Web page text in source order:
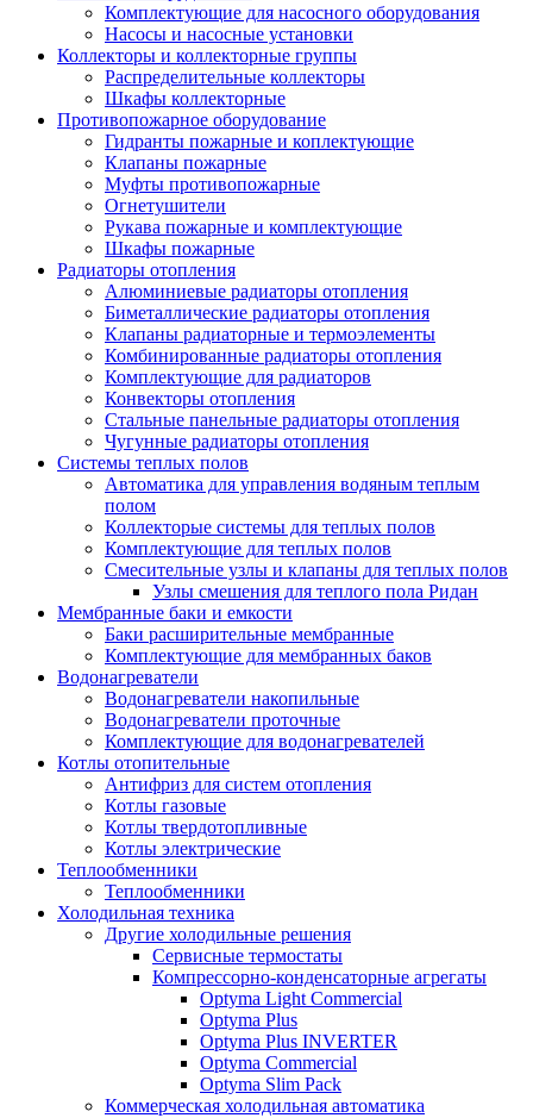
Комплектующие для насосного оборудования
Насосы и насосные установки
Коллекторы и коллекторные группы
Распределительные коллекторы
Шкафы коллекторные
Противопожарное оборудование
Гидранты пожарные и коплектующие
Клапаны пожарные
Муфты противопожарные
Огнетушители
Рукава пожарные и комплектующие
Шкафы пожарные
Радиаторы отопления
Алюминиевые радиаторы отопления
Биметаллические радиаторы отопления
Клапаны радиаторные и термоэлементы
Комбинированные радиаторы отопления
Комплектующие для радиаторов
Конвекторы отопления
Стальные панельные радиаторы отопления
Чугунные радиаторы отопления
Системы теплых полов
Автоматика для управления водяным теплым
полом
Коллекторые системы для теплых полов
Комплектующие для теплых полов
Смесительные узлы и клапаны для теплых полов
Узлы смешения для теплого пола Ридан
Мембранные баки и емкости
Баки расширительные мембранные
Комплектующие для мембранных баков
Водонагреватели
Водонагреватели накопильные
Водонагреватели проточные
Комплектующие для водонагревателей
Котлы отопительные
Антифриз для систем отопления
Котлы газовые
Котлы твердотопливные
Котлы электрические
Теплообменники
Теплообменники
Холодильная техника
Другие холодильные решения
Сервисные термостаты
Компрессорно-конденсаторные агрегаты
Optyma Light Commercial
Optyma Plus
Optyma Plus INVERTER
Optyma Commercial
Optyma Slim Pack
Коммерческая холодильная автоматика